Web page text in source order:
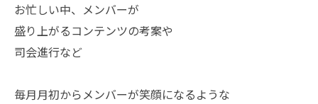
お忙しい中、メンバーが
盛り上がるコンテンツの考案や
司会進行など
毎月月初からメンバーが笑顔になるような